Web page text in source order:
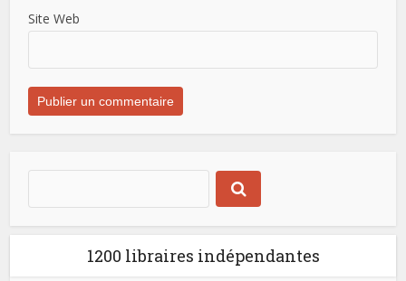
Site Web
1200 libraires indépendantes